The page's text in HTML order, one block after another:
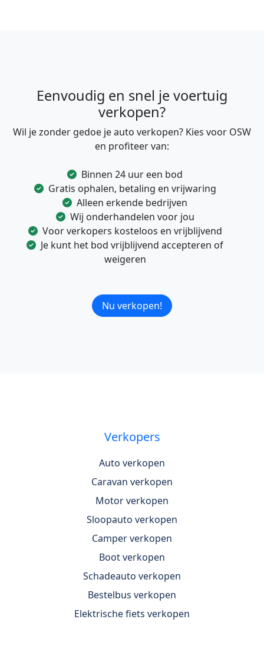
Eenvoudig en snel je voertuig
verkopen?
Wil je zonder gedoe je auto verkopen? Kies voor OSW
en profiteer van:
Binnen 24 uur een bod
Gratis ophalen, betaling en vrijwaring
Alleen erkende bedrijven
Wij onderhandelen voor jou
Voor verkopers kosteloos en vrijblijvend
Je kunt het bod vrijblijvend accepteren of
weigeren
Nu verkopen!
Verkopers
Auto verkopen
Caravan verkopen
Motor verkopen
Sloopauto verkopen
Camper verkopen
Boot verkopen
Schadeauto verkopen
Bestelbus verkopen
Elektrische fiets verkopen